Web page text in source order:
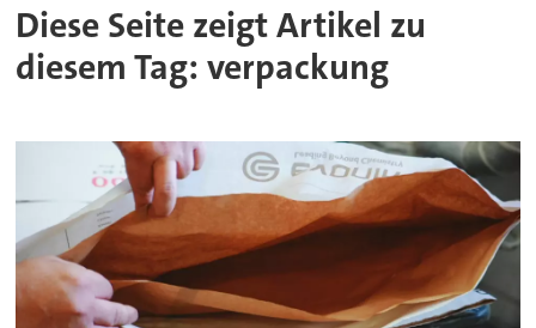
Diese Seite zeigt Artikel zu
diesem Tag: verpackung